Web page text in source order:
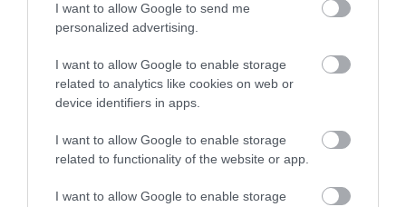
I want to allow Google to send me
personalized advertising.
I want to allow Google to enable storage
related to analytics like cookies on web or
device identifiers in apps.
I want to allow Google to enable storage
related to functionality of the website or app.
I want to allow Google to enable storage